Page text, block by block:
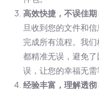
高效快捷，不误佳期
旦收到您的文件和
完成所有流程。我
都精准无误，避免
误，让您的幸福无需
经验丰富，理解透彻